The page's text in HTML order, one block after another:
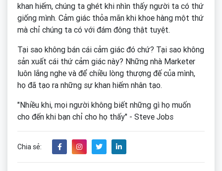
khan hiếm, chúng ta ghét khi nhìn thấy người ta có thứ
giống mình. Cảm giác thỏa mãn khi khoe hàng một thứ
mà chỉ chúng ta có với đám đông thật tuyệt.
Tại sao không bán cái cảm giác đó chứ? Tại sao không
sản xuất cái thứ cảm giác này? Những nhà Marketer
luôn lắng nghe và để chiều lòng thượng đế của mình,
họ đã tạo ra những sự khan hiếm nhân tạo.
"Nhiều khi, mọi người không biết những gì họ muốn
cho đến khi bạn chỉ cho họ thấy" - Steve Jobs
Chia sẻ: